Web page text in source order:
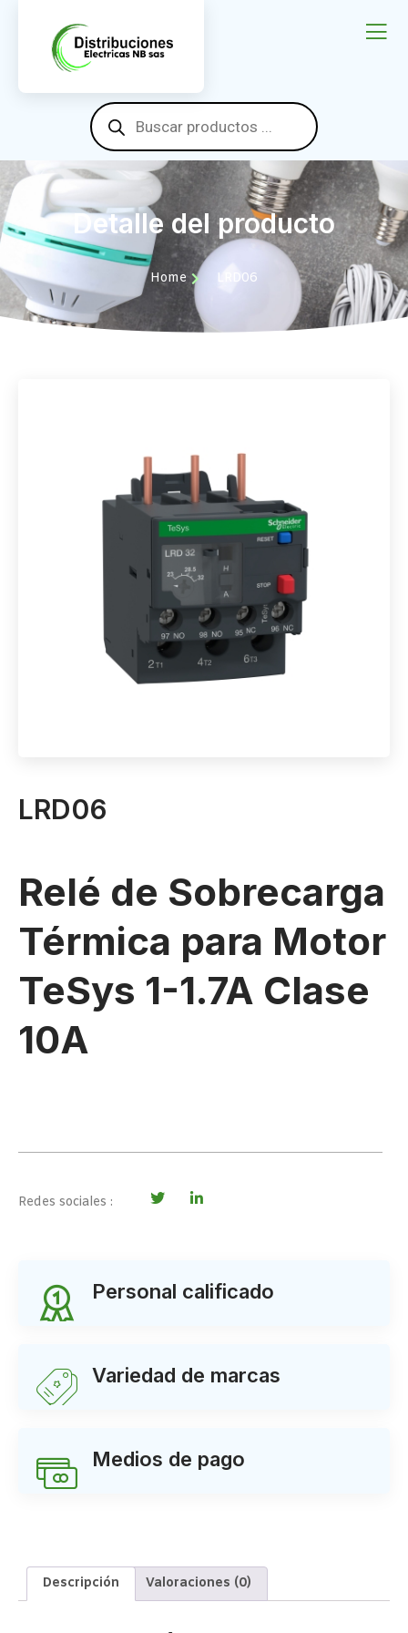
Detalle del producto
Home LRD06
LRD06
Relé de Sobrecarga
Térmica para Motor
TeSys 1-1.7A Clase
10A
Redes sociales :
Personal calificado
Variedad de marcas
Medios de pago
Descripción Valoraciones (0)